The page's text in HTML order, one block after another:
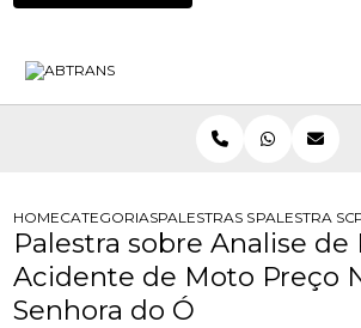
HOMECATEGORIASPALESTRAS SOBRE
PALESTRA
Palestra sobre Analise de
Acidente de Moto Preço
Senhora do Ó